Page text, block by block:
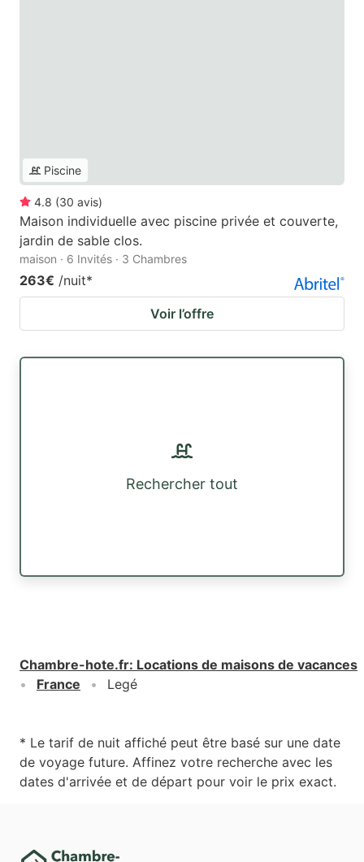
Piscine
4.8 (30 avis)
Maison individuelle avec piscine privée et couverte,
jardin de sable clos.
maison · 6 Invités · 3 Chambres
263€ /nuit*
Voir l’offre
Rechercher tout
Chambre-hote.fr: Locations de maisons de vacances
France
Legé
* Le tarif de nuit affiché peut être basé sur une date
de voyage future. Affinez votre recherche avec les
dates d'arrivée et de départ pour voir le prix exact.